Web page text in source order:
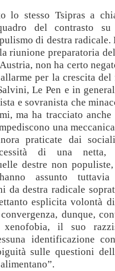
lo stesso Tsipras a
del contrasto su
di destra
riunione preparatoria
non ha certo
per la crescita del
Le Pen e in
e sovranista che
ma ha tracciato
una
praticate dai
di una netta,
destre non
assunto
da destra radicale
esplicita volontà
dunque,
xenofobia, il suo
identificazione
sulle questioni